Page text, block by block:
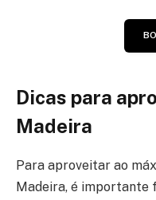
Dicas para
Madeira
Para aproveitar ao
Madeira, é importante